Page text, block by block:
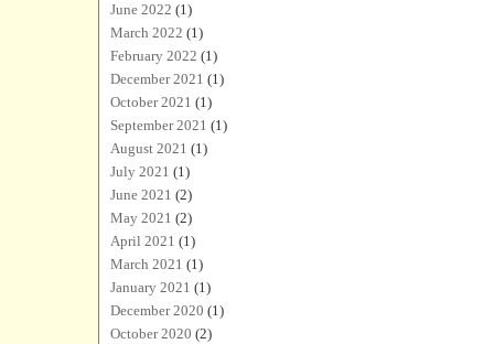
June 2022 (1)
March 2022 (1)
February 2022 (1)
December 2021 (1)
October 2021 (1)
September 2021 (1)
August 2021 (1)
July 2021 (1)
June 2021 (2)
May 2021 (2)
April 2021 (1)
March 2021 (1)
January 2021 (1)
December 2020 (1)
October 2020 (2)